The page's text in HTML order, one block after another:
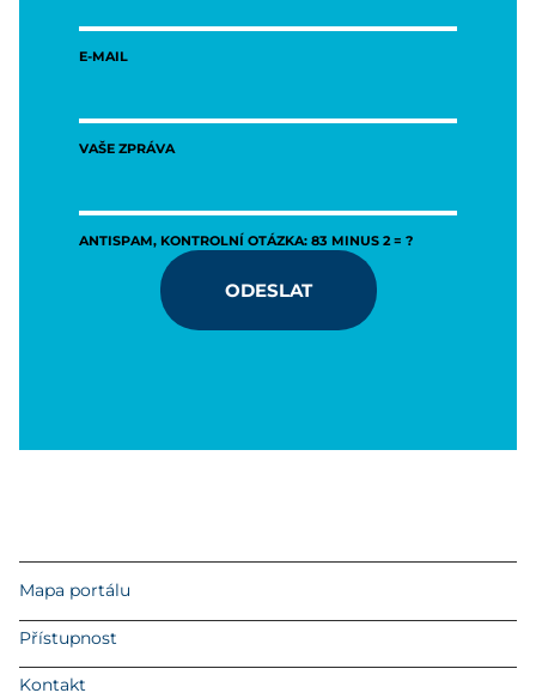
E-MAIL
VAŠE ZPRÁVA
ANTISPAM, KONTROLNÍ OTÁZKA: 83 MINUS 2 = ?
ODESLAT
Mapa portálu
Přístupnost
Kontakt